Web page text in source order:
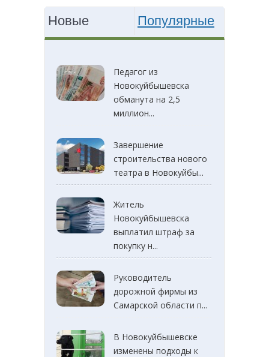
Новые Популярные
Педагог из
Новокуйбышевска
обманута на 2,5
миллион...
Завершение
строительства нового
театра в Новокуйбы...
Житель
Новокуйбышевска
выплатил штраф за
покупку н...
Руководитель
дорожной фирмы из
Самарской области п...
В Новокуйбышевске
изменены подходы к